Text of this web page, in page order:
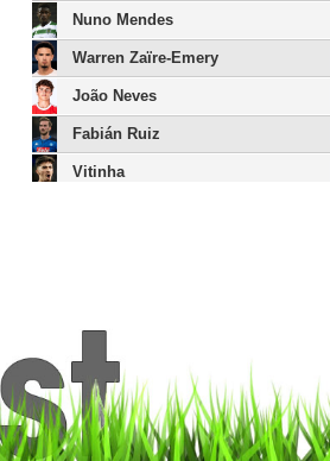
Nuno Mendes
Warren Zaïre-Emery
João Neves
Fabián Ruiz
Vitinha
Ousmane Dembélé
Ibrahim Mbaye
Bradley Barcola